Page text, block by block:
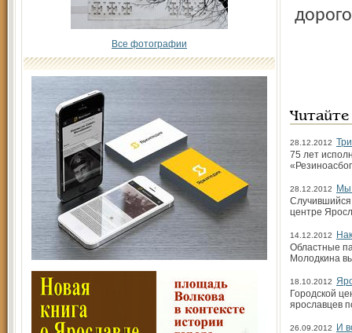
Все фотографии
28.12.2012
75 лет
28.12.2012
Мы
Случившийся
центре
14.12.2012
Областные
Молодкина
18.10.2012
Городской
ярославцев
26.09.2012 И